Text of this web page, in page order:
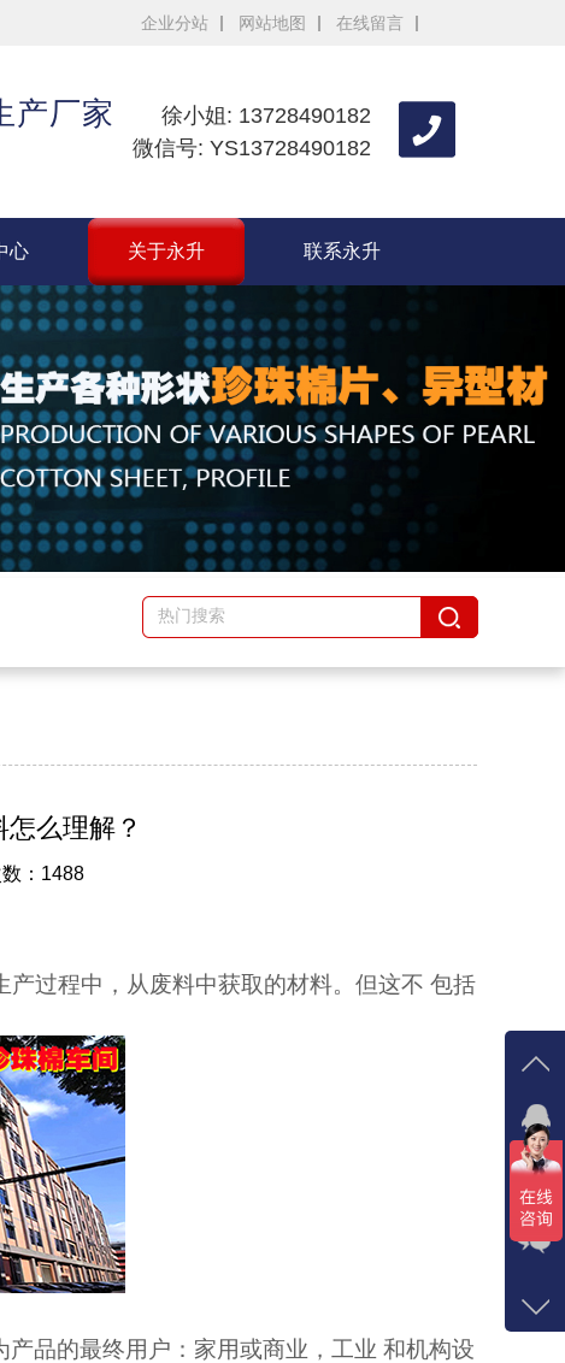
企业分站 网站地图 在线留言
产厂家
徐小姐: 13728490182
微信号: YS13728490182
心 关于永升 联系永升
么理解？
：1488
产过程中，从废料中获取的材料。但这不 包括
产品的最终用户：家用或商业，工业 和机构设
在
点我
咨